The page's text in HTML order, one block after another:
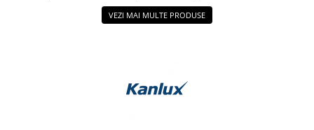
VEZI MAI MULTE PRODUSE